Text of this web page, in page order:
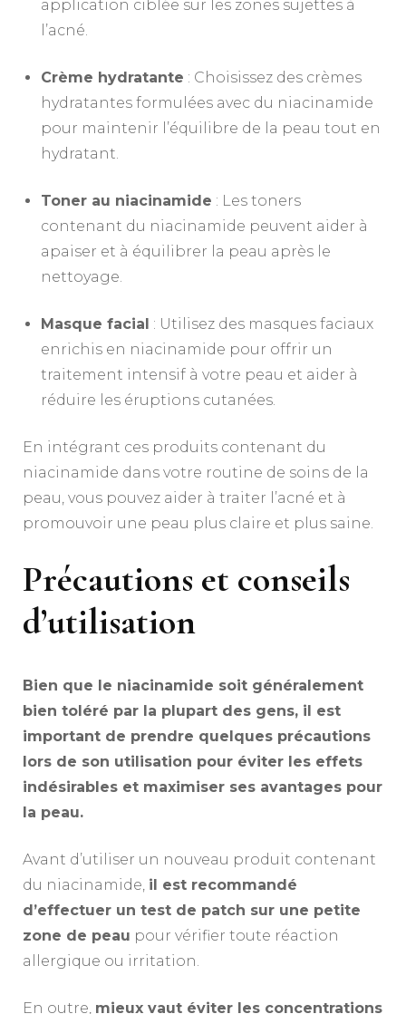
application ciblée sur les zones sujettes à
l’acné.
Crème hydratante : Choisissez des crèmes
hydratantes formulées avec du niacinamide
pour maintenir l’équilibre de la peau tout en
hydratant.
Toner au niacinamide : Les toners
contenant du niacinamide peuvent aider à
apaiser et à équilibrer la peau après le
nettoyage.
Masque facial : Utilisez des masques faciaux
enrichis en niacinamide pour offrir un
traitement intensif à votre peau et aider à
réduire les éruptions cutanées.
En intégrant ces produits contenant du
niacinamide dans votre routine de soins de la
peau, vous pouvez aider à traiter l’acné et à
promouvoir une peau plus claire et plus saine.
Précautions et conseils
d’utilisation
Bien que le niacinamide soit généralement
bien toléré par la plupart des gens, il est
important de prendre quelques précautions
lors de son utilisation pour éviter les effets
indésirables et maximiser ses avantages pour
la peau.
Avant d’utiliser un nouveau produit contenant
du niacinamide, il est recommandé
d’effectuer un test de patch sur une petite
zone de peau pour vérifier toute réaction
allergique ou irritation.
En outre, mieux vaut éviter les concentrations